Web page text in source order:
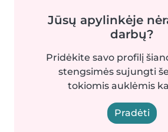
Jūsų apylinkėje
darbų?
Pridėkite savo profilį
stengsimės sujungti
tokiomis auklėmis
Pradėti